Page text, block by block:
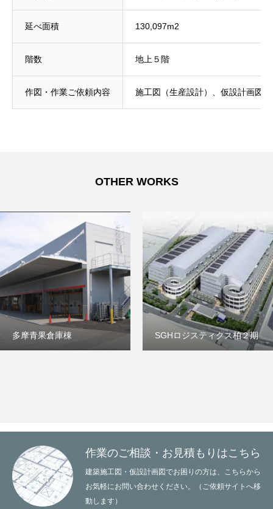
SERVICE
WORKS
NEWS お知らせ
業務内容 プライバシーポリシー
延べ面積 130,097m2
階数 地上５階
作図・作業ご依頼内容 施工図（生産設計）、仮設計画図
OTHER WORKS
多摩青果倉庫棟 SGHロジスティクス柏２期
作業のご相談・お見積もりはこちら
建築施工図・仮設計画図でお困りの方は、こちらから
お気軽にお問い合わせください。（ご依頼サイトへ移
動します）